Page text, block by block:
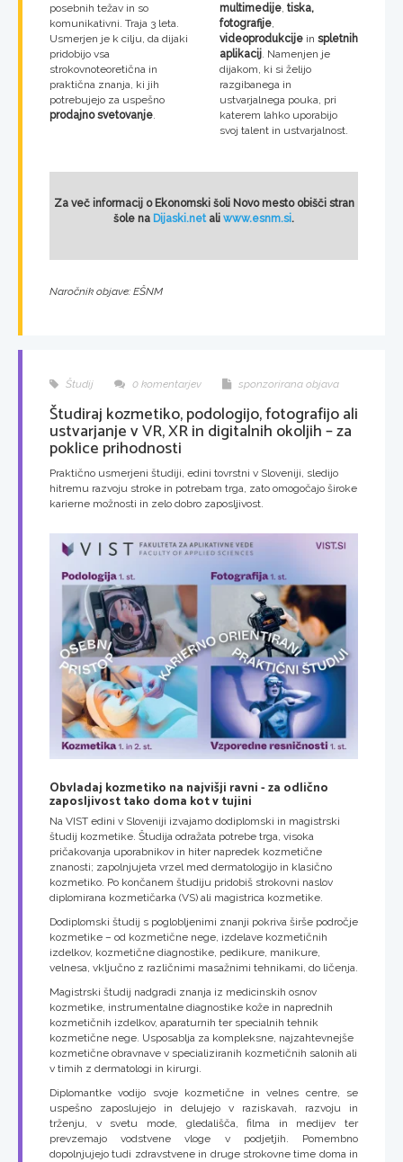
posebnih težav in so
komunikativni. Traja 3 leta.
Usmerjen je k cilju, da dijaki
pridobijo vsa
strokovnoteoretična in
praktična znanja, ki jih
potrebujejo za uspešno
prodajno svetovanje.
multimedije, tiska,
fotografije,
videoprodukcije in spletnih
aplikacij. Namenjen je
dijakom, ki si želijo
razgibanega in
ustvarjalnega pouka, pri
katerem lahko uporabijo
svoj talent in ustvarjalnost.
Za več informacij o Ekonomski šoli Novo mesto obišči stran
šole na Dijaski.netali www.esnm.si.
Naročnik objave: EŠNM
Študij 0 komentarjev sponzorirana objava
Študiraj kozmetiko, podologijo, fotografijo ali
ustvarjanje v VR, XR in digitalnih okoljih – za
poklice prihodnosti
Praktično usmerjeni študiji, edini tovrstni v Sloveniji, sledijo
hitremu razvoju stroke in potrebam trga, zato omogočajo široke
karierne možnosti in zelo dobro zaposljivost.
Obvladaj kozmetiko na najvišji ravni - za odlično
zaposljivost tako doma kot v tujini
Na VIST edini v Sloveniji izvajamo dodiplomski in magistrski
študij kozmetike. Študija odražata potrebe trga, visoka
pričakovanja uporabnikov in hiter napredek kozmetične
znanosti; zapolnjujeta vrzel med dermatologijo in klasično
kozmetiko. Po končanem študiju pridobiš strokovni naslov
diplomirana kozmetičarka (VS) ali magistrica kozmetike.
Dodiplomski študij s poglobljenimi znanji pokriva širše področje
kozmetike – od kozmetične nege, izdelave kozmetičnih
izdelkov, kozmetične diagnostike, pedikure, manikure,
velnesa, vključno z različnimi masažnimi tehnikami, do ličenja.
Magistrski študij nadgradi znanja iz medicinskih osnov
kozmetike, instrumentalne diagnostike kože in naprednih
kozmetičnih izdelkov, aparaturnih ter specialnih tehnik
kozmetične nege. Usposablja za kompleksne, najzahtevnejše
kozmetične obravnave v specializiranih kozmetičnih salonih ali
v timih z dermatologi in kirurgi.
Diplomantke vodijo svoje kozmetične in velnes centre, se
uspešno zaposlujejo in delujejo v raziskavah, razvoju in
trženju, v svetu mode, gledališča, filma in medijev ter
prevzemajo vodstvene vloge v podjetjih. Pomembno
dopolnjujejo tudi zdravstvene in druge strokovne time doma in